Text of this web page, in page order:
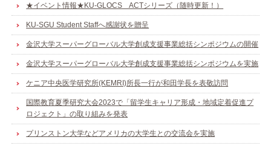
★イベント情報★KU-GLOCS ACTシリーズ（随時更新！）
KU-SGU Student Staffへ感謝状を贈呈
金沢大学スーパーグローバル大学創成支援事業総括シンポジウムの開催
金沢大学スーパーグローバル大学創成支援事業総括シンポジウムを実施
ケニア中央医学研究所(KEMRI)所長一行が和田学長を表敬訪問
国際教育夏季研究大会2023で「留学生キャリア形成・地域定着促進プ
ロジェクト」の取り組みを発表
プリンストン大学などアメリカの大学生との交流会を実施